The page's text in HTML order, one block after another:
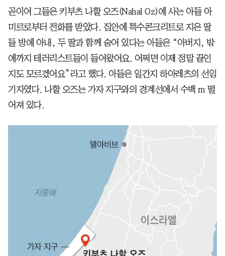
곧이어 그들은 키부츠 나할 오즈(Nahal Oz)에 사는 아들 아
미르로부터 전화를 받았다. 집안에 특수콘크리트로 지은 딸
들 방에 아내, 두 딸과 함께 숨어 있다는 아들은 “아버지, 밖
에까지 테러리스트들이 들어왔어요. 어쩌면 이제 정말 끝인
지도 모르겠어요”라고 했다. 아들은 일간지 하아레츠의 선임
기자였다. 나할 오즈는 가자 지구와의 경계선에서 수백 m 떨
어져 있다.